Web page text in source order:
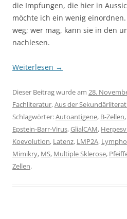
die Impfungen, die hier in
möchte ich ein wenig
weg; wer mag, kann sie in den
nachlesen.
Weiterlesen →
Dieser Beitrag wurde am 28.
Fachliteratur,Aus der
Schlagwörter:Autoantigene, B-Zellen,
Epstein-Barr-Virus,GlialCAM,
Koevolution, Latenz, LMP2A,
Mimikry, MS, Multiple Sklerose,
Zellen.